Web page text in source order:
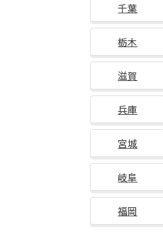
千葉
栃木
滋賀
兵庫
宮城
岐阜
福岡